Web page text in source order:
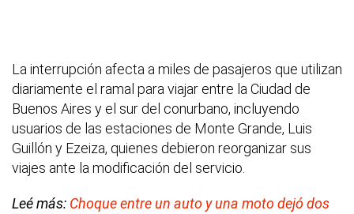
La interrupción afecta a miles de pasajeros que utilizan
diariamente el ramal para viajar entre la Ciudad de
Buenos Aires y el sur del conurbano, incluyendo
usuarios de las estaciones de Monte Grande, Luis
Guillón y Ezeiza, quienes debieron reorganizar sus
viajes ante la modificación del servicio.
Leé más: Choque entre un auto y una moto dejó dos